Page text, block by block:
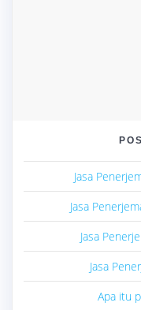
Jasa
Jasa
Jasa
Jasa
Apa itu